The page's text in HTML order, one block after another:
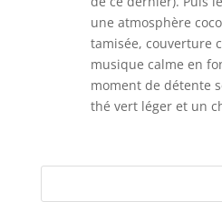
une atmosphère
tamisée, couverture
musique calme en
moment de détente
thé vert léger et un